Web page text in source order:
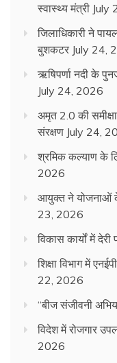
स्वास्थ्य मंत्री July
जिलाधिकारी ने
बुशकटर July 24,
ऋषिपर्णा नदी के
July 24, 2026
अमृत 2.0 की
संरक्षण July 24,
श्रमिक कल्याण के
2026
आयुक्त ने योजनाओं के
23, 2026
विकास कार्यों में देरी
शिक्षा विभाग में
22, 2026
“बीज संजीवनी
विदेश में रोजगार
2026